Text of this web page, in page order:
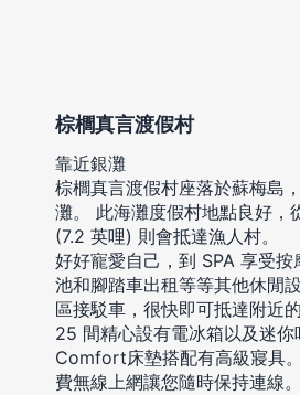
棕櫚真言渡假村
靠近銀灘
棕櫚真言渡假村座落於蘇梅島
灘。 此海灘度假村地點良好，
(7.2 英哩) 則會抵達漁人村。
好好寵愛自己，到 SPA 享受
池和腳踏車出租等等其他休閒
區接駁車，很快即可抵達附近的
25 間精心設有電冰箱以及迷
Comfort床墊搭配有高級寢具
費無線上網讓您隨時保持連線